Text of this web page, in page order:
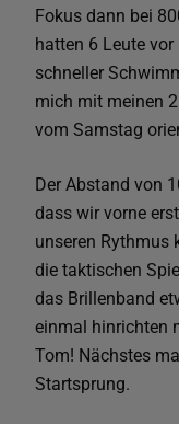
Fokus dann bei
hatten 6 Leute
schneller
mich mit meinen
vom Samstag
Der Abstand von
dass wir vorne
unseren Rythmus
die taktischen
das Brillenband
einmal hinrichten
Tom! Nächstes
Startsprung.